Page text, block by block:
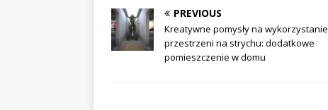
PREVIOUS
Kreatywne pomysły na wykorzystanie
przestrzeni na strychu: dodatkowe
pomieszczenie w domu